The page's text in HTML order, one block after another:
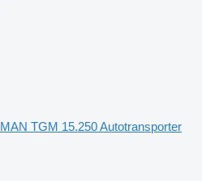
MAN TGM 15.250 Autotransporter